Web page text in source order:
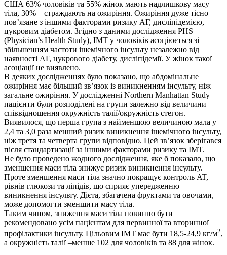
США 63% чоловіків та 55% жінок мають надлишкову масу
тіла, 30% – страждають на ожиріння. Ожиріння дуже тісно
пов’язане з іншими факторами ризику АГ, дисліпідемією,
цукровим діабетом. Згідно з даними дослідження PHS
(Physician’s Health Study), ІМТ у чоловіків асоціюється зі
збільшенням частоти ішемічного інсульту незалежно від
наявності АГ, цукрового діабету, дисліпідемії. У жінок такої
асоціації не виявлено.
В деяких дослідженнях було показано, що абдомінальне
ожиріння має більший зв’язок із виникненням інсульту, ніж
загальне ожиріння. У дослідженні Northern Manhattan Study
пацієнти були розподілені на групи залежно від величини
співвідношення окружність талії/окружність стегон.
Виявилося, що перша група з найменшою величиною мала у
2,4 та 3,0 раза менший ризик виникнення ішемічного інсульту,
ніж третя та четверта групи відповідно. Цей зв’язок зберігався
після стандартизації за іншими факторами ризику та ІМТ.
Не було проведено жодного дослідження, яке б показало, що
зменшення маси тіла знижує ризик виникнення інсульту.
Проте зменшення маси тіла значно покращує контроль AT,
рівнів глюкози та ліпідів, що сприяє упередженню
виникнення інсульту. Дієта, збагачена фруктами та овочами,
може допомогти зменшити масу тіла.
Таким чином, зниження маси тіла повинно бути
рекомендовано усім пацієнтам для первинної та вторинної
профілактики інсульту. Цільовим ІМТ має бути 18,5-24,9 кг/м2,
а окружність талії –менше 102 для чоловіків та 88 для жінок.